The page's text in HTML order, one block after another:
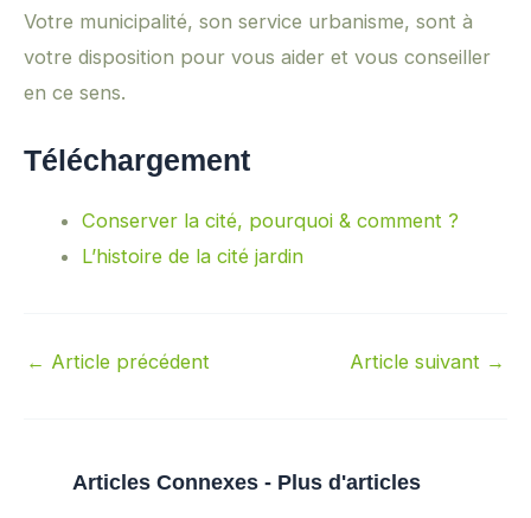
Votre municipalité, son service urbanisme, sont à
votre disposition pour vous aider et vous conseiller
en ce sens.
Téléchargement
Conserver la cité, pourquoi & comment ?
L’histoire de la cité jardin
← Article précédent Article suivant →
Articles Connexes - Plus d'articles